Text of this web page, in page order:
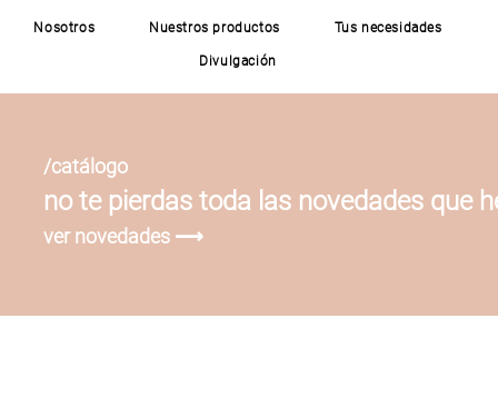
Nosotros Nuestros productos Tus necesidades
Divulgación
/catálogo
no te pierdas toda las novedades que
ver novedades ⟶